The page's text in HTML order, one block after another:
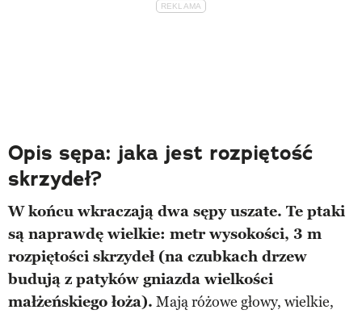
Opis sępa: jaka jest rozpiętość
skrzydeł?
W końcu wkraczają dwa sępy uszate. Te ptaki
są naprawdę wielkie: metr wysokości, 3 m
rozpiętości skrzydeł (na czubkach drzew
budują z patyków gniazda wielkości
małżeńskiego łoża). Mają różowe głowy, wielkie,